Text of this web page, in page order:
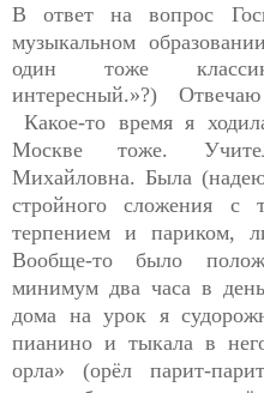
В ответ навопрос
музыкальном
один тоже
интересный.»?)
Какое-то время я
Москве тоже.
Михайловна. Была
стройного сложения с
терпением и париком,
Вообще-то было
минимум два часа в
дома на урок я
пианино и тыкала в
орла» (орёл парит-